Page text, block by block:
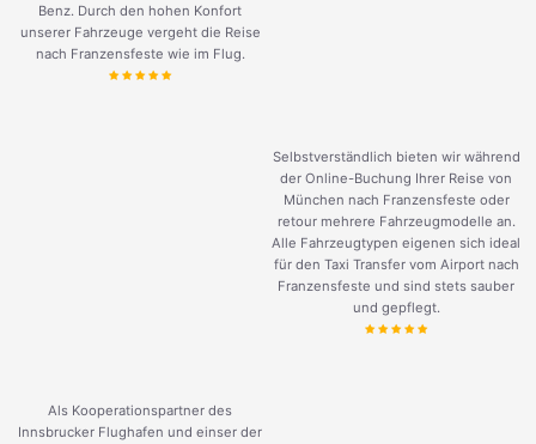
Benz. Durch den hohen Konfort
unserer Fahrzeuge vergeht die Reise
nach Franzensfeste wie im Flug.
Selbstverständlich bieten wir während
der Online-Buchung Ihrer Reise von
München nach Franzensfeste oder
retour mehrere Fahrzeugmodelle an.
Alle Fahrzeugtypen eigenen sich ideal
für den Taxi Transfer vom Airport nach
Franzensfeste und sind stets sauber
und gepflegt.
Als Kooperationspartner des
Innsbrucker Flughafen und einser der